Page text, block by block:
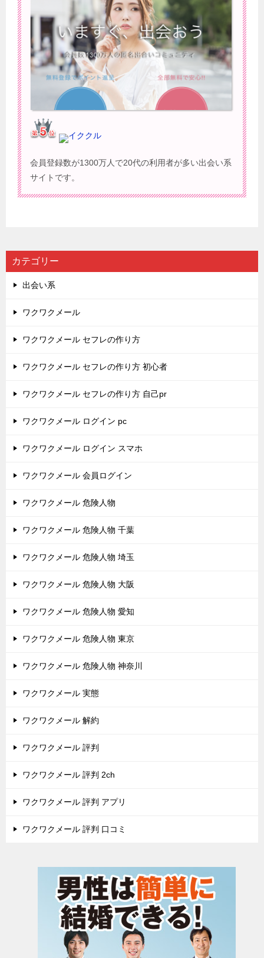
イククル
会員登録数が1300万人で20代の利用者が多い出会い系
サイトです。
カテゴリー
出会い系
ワクワクメール
ワクワクメール セフレの作り方
ワクワクメール セフレの作り方 初心者
ワクワクメール セフレの作り方 自己pr
ワクワクメール ログイン pc
ワクワクメール ログイン スマホ
ワクワクメール 会員ログイン
ワクワクメール 危険人物
ワクワクメール 危険人物 千葉
ワクワクメール 危険人物 埼玉
ワクワクメール 危険人物 大阪
ワクワクメール 危険人物 愛知
ワクワクメール 危険人物 東京
ワクワクメール 危険人物 神奈川
ワクワクメール 実態
ワクワクメール 解約
ワクワクメール 評判
ワクワクメール 評判 2ch
ワクワクメール 評判 アプリ
ワクワクメール 評判 口コミ